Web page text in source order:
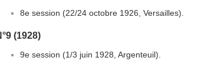
8e session (22/24 octobre 1926, Versailles).
(1928)
9e session (1/3 juin 1928, Argenteuil).